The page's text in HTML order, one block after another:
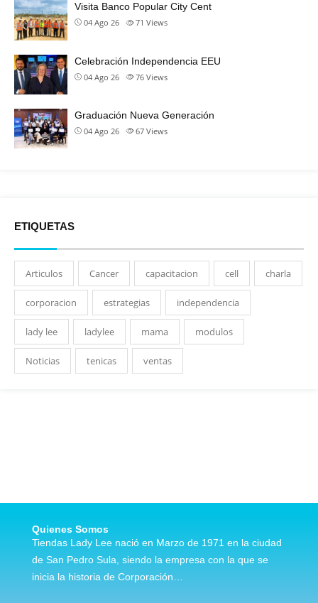
Visita Banco Popular City Cent
04 Ago 26 71 Views
Celebración Independencia EEU
04 Ago 26 76 Views
Graduación Nueva Generación
04 Ago 26 67 Views
ETIQUETAS
Articulos Cancer capacitacion cell charla
corporacion estrategias independencia
lady lee ladylee mama modulos
Noticias tenicas ventas
Quienes Somos
Tiendas Lady Lee nació en Marzo de 1971 en la ciudad
de San Pedro Sula, siendo la empresa con la que se
inicia la historia de Corporación…